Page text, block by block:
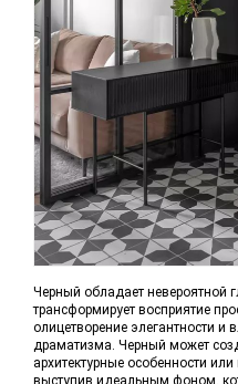
Черный обладает невероятной
трансформирует восприятие
олицетворение элегантности и
драматизма. Черный может
архитектурные особенности
выступив идеальным фоном,